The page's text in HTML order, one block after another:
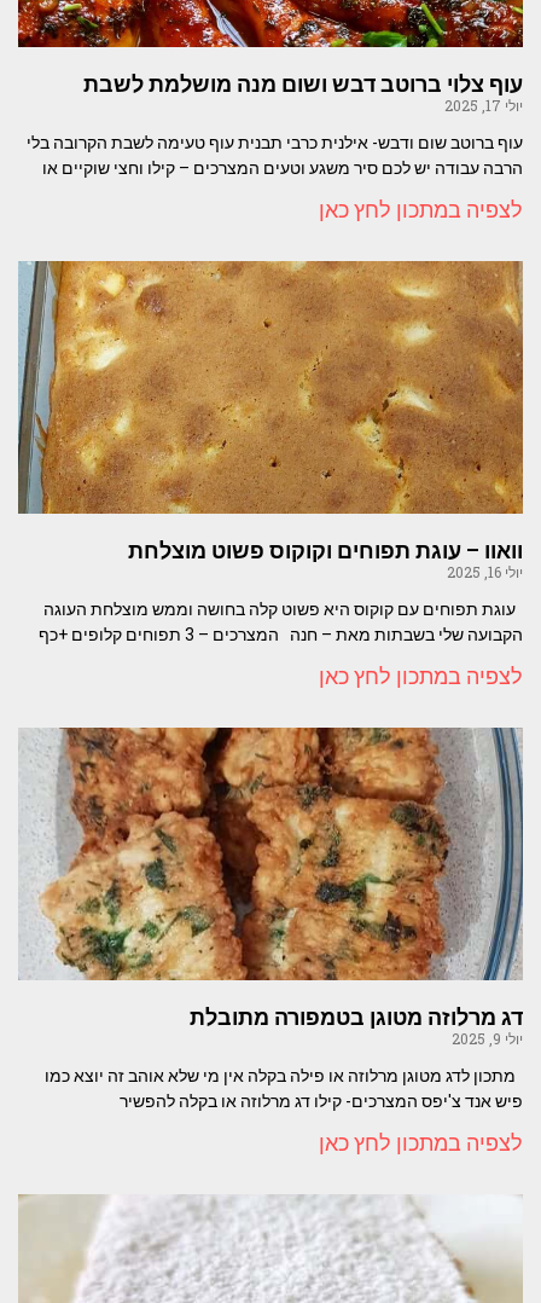
עוף צלוי ברוטב דבש ושום מנה מושלמת לשבת
יולי 17, 2025
עוף ברוטב שום ודבש- אילנית כרבי תבנית עוף טעימה לשבת הקרובה בלי
הרבה עבודה יש לכם סיר משגע וטעים המצרכים – קילו וחצי שוקיים או
לצפיה במתכון לחץ כאן
וואוו – עוגת תפוחים וקוקוס פשוט מוצלחת
יולי 16, 2025
עוגת תפוחים עם קוקוס היא פשוט קלה בחושה וממש מוצלחת העוגה
הקבועה שלי בשבתות מאת – חנה המצרכים – 3 תפוחים קלופים +כף
לצפיה במתכון לחץ כאן
דג מרלוזה מטוגן בטמפורה מתובלת
יולי 9, 2025
מתכון לדג מטוגן מרלוזה או פילה בקלה אין מי שלא אוהב זה יוצא כמו
פיש אנד צ'יפס המצרכים- קילו דג מרלוזה או בקלה להפשיר
לצפיה במתכון לחץ כאן